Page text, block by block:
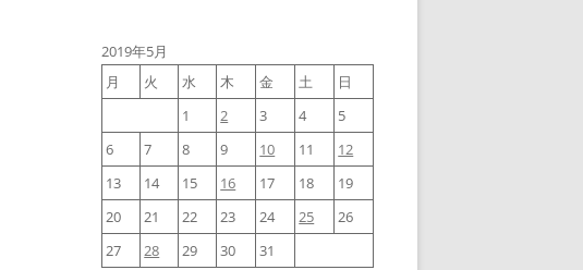
2019年5月
月
火 水 木 金 土
日
1
2 3 4
5
6
7 8 9 10 11
12
13
14 15 16 17 18
19
20
21 22 23 24 25
26
27
28 29 30
31